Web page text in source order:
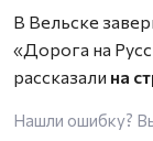
В Вельске
«Дорога на
рассказали на
Нашли ошибку?